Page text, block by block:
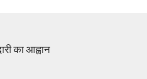
का आह्वान